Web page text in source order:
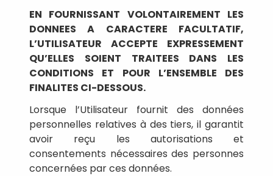
EN FOURNISSANT VOLONTAIREMENT LES
DONNEES A CARACTERE FACULTATIF,
L’UTILISATEUR ACCEPTE EXPRESSEMENT
QU’ELLES SOIENT TRAITEES DANS LES
CONDITIONS ET POUR L’ENSEMBLE DES
FINALITES CI-DESSOUS.
Lorsque l’Utilisateur fournit des données
personnelles relatives à des tiers, il garantit
avoir reçu les autorisations et
consentements nécessaires des personnes
concernées par ces données.